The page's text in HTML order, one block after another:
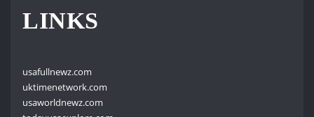
LINKS
usafullnewz.com
uktimenetwork.com
usaworldnewz.com